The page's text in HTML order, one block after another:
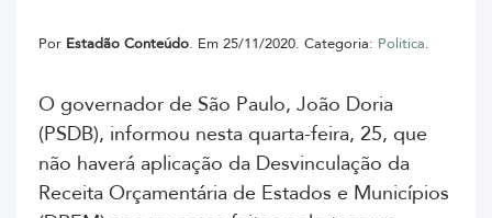
Por Estadão Conteúdo. Em 25/11/2020. Categoria: Política.
O governador de São Paulo, João Doria
(PSDB), informou nesta quarta-feira, 25, que
não haverá aplicação da Desvinculação da
Receita Orçamentária de Estados e Municípios